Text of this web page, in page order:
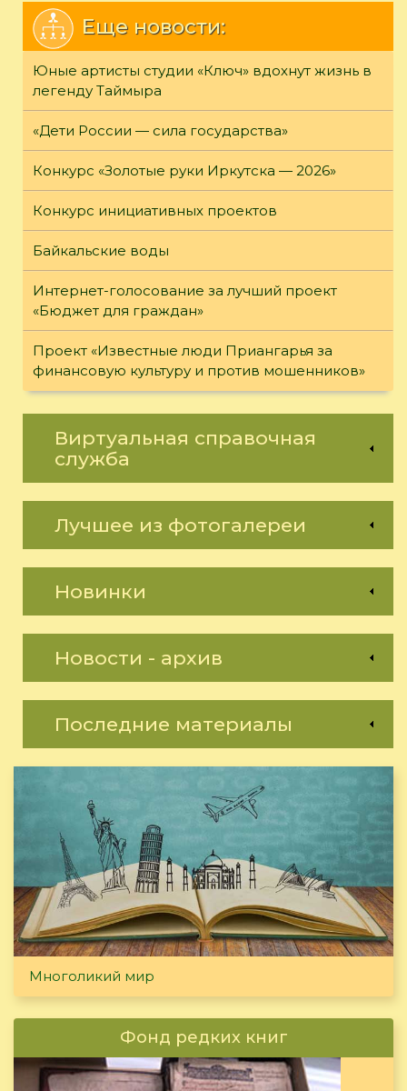
Еще новости:
Юные артисты студии «Ключ» вдохнут жизнь в
легенду Таймыра
«Дети России — сила государства»
Конкурс «Золотые руки Иркутска — 2026»
Конкурс инициативных проектов
Байкальские воды
Интернет-голосование за лучший проект
«Бюджет для граждан»
Проект «Известные люди Приангарья за
финансовую культуру и против мошенников»
Виртуальная справочная
служба
Лучшее из фотогалереи
Новинки
Новости - архив
Последние материалы
Многоликий мир
Фонд редких книг